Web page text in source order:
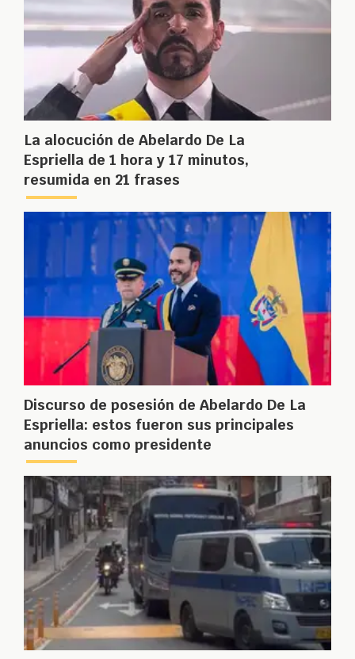
La alocución de Abelardo De La
Espriella de 1 hora y 17 minutos,
resumida en 21 frases
Discurso de posesión de Abelardo De La
Espriella: estos fueron sus principales
anuncios como presidente